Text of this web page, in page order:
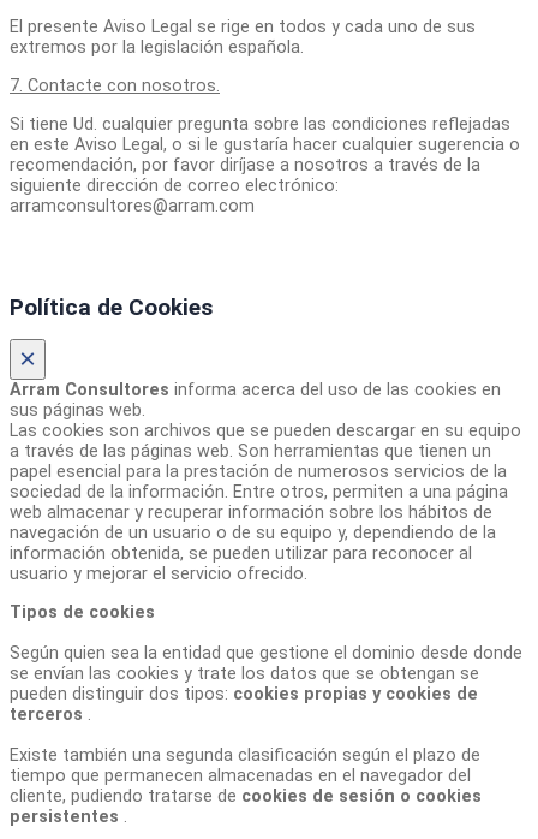
El presente Aviso Legal se rige en todos y cada uno de sus
extremos por la legislación española.
7. Contacte con nosotros.
Si tiene Ud. cualquier pregunta sobre las condiciones reflejadas
en este Aviso Legal, o si le gustaría hacer cualquier sugerencia o
recomendación, por favor diríjase a nosotros a través de la
siguiente dirección de correo electrónico:
arramconsultores@arram.com
Política de Cookies
×
Arram Consultores informa acerca del uso de las cookies en
sus páginas web.
Las cookies son archivos que se pueden descargar en su equipo
a través de las páginas web. Son herramientas que tienen un
papel esencial para la prestación de numerosos servicios de la
sociedad de la información. Entre otros, permiten a una página
web almacenar y recuperar información sobre los hábitos de
navegación de un usuario o de su equipo y, dependiendo de la
información obtenida, se pueden utilizar para reconocer al
usuario y mejorar el servicio ofrecido.
Tipos de cookies
Según quien sea la entidad que gestione el dominio desde donde
se envían las cookies y trate los datos que se obtengan se
pueden distinguir dos tipos: cookies propias y cookies de
terceros .
Existe también una segunda clasificación según el plazo de
tiempo que permanecen almacenadas en el navegador del
cliente, pudiendo tratarse de cookies de sesión o cookies
persistentes .